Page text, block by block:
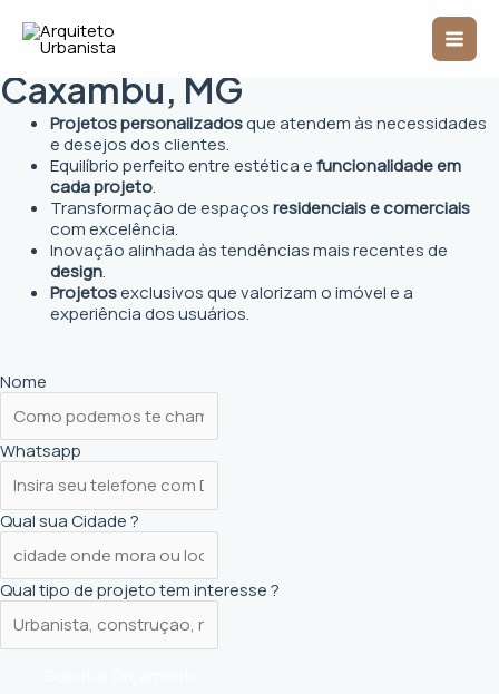
para
conteúdo
Main
Arquiteto Urbanista em
Caxambu, MG
Projetos personalizadosque atendem às necessidades
e desejos dos clientes.
Equilíbrio perfeito entre estética efuncionalidade em
cada projeto.
Transformação de espaçosresidenciais e comerciais
com excelência.
Inovação alinhada às tendências mais recentes de
design.
Projetosexclusivos que valorizam o imóvel e a
experiência dos usuários.
Nome
Whatsapp
Qual sua Cidade ?
Qual tipo de projeto tem interesse ?